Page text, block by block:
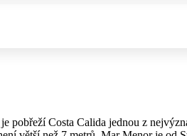
Costa Calida jednou z